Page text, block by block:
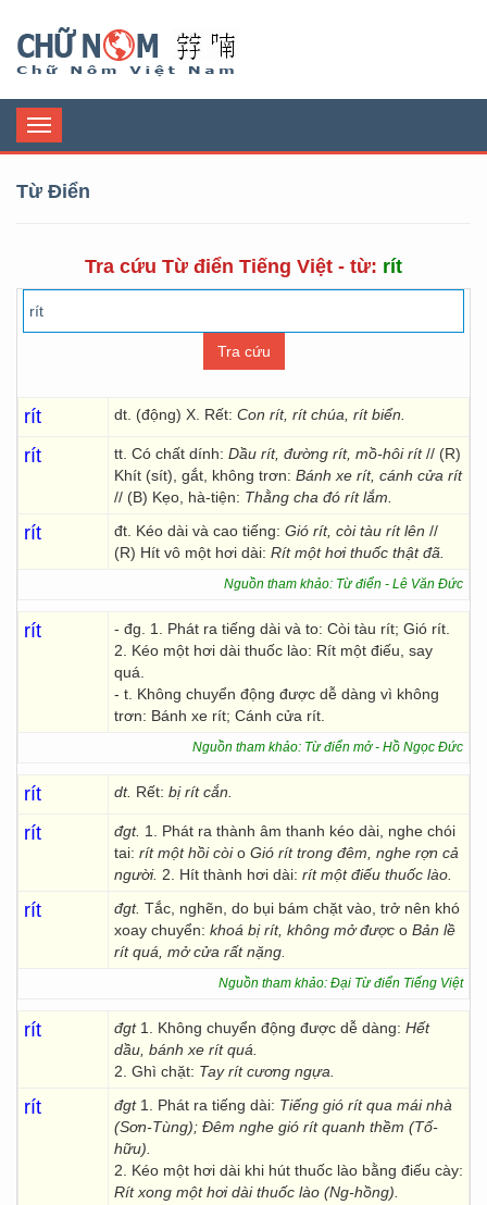
Toggle
navigation
Từ Điển
Tra cứu Từ điển Tiếng Việt - từ: rít
rít dt. (động) X. Rết: Con rít, rít chúa, rít biển.
rít tt. Có chất dính: Dầu rít, đường rít, mồ-hôi rít// (R)
Khít (sít), gắt, không trơn: Bánh xe rít, cánh cửa rít
// (B) Kẹo, hà-tiện: Thằng cha đó rít lắm.
rít đt. Kéo dài và cao tiếng: Gió rít, còi tàu rít lên //
(R) Hít vô một hơi dài: Rít một hơi thuốc thật đã.
Nguồn tham khảo: Từ điển - Lê Văn Đức
rít
- đg. 1. Phát ra tiếng dài và to: Còi tàu rít; Gió rít.
2. Kéo một hơi dài thuốc lào: Rít một điếu, say
quá.
- t. Không chuyển động được dễ dàng vì không
trơn: Bánh xe rít; Cánh cửa rít.
Nguồn tham khảo: Từ điển mở - Hồ Ngọc Đức
rít dt. Rết: bị rít cắn.
rít đgt. 1. Phát ra thành âm thanh kéo dài, nghe chói
tai: rít một hồi còio Gió rít trong đêm, nghe rợn cả
người. 2. Hít thành hơi dài: rít một điếu thuốc lào.
rít đgt. Tắc, nghẽn, do bụi bám chặt vào, trở nên khó
xoay chuyển: khoá bị rít, không mở được o Bản lề
rít quá, mở cửa rất nặng.
Nguồn tham khảo: Đại Từ điển Tiếng Việt
rít đgt 1. Không chuyển động được dễ dàng: Hết
dầu, bánh xe rít quá.
2. Ghì chặt: Tay rít cương ngựa.
rít đgt 1. Phát ra tiếng dài: Tiếng gió rít qua mái nhà
(Sơn-Tùng); Đêm nghe gió rít quanh thềm (Tố-
hữu).
2. Kéo một hơi dài khi hút thuốc lào bằng điếu cày:
Rít xong một hơi dài thuốc lào (Ng-hồng).